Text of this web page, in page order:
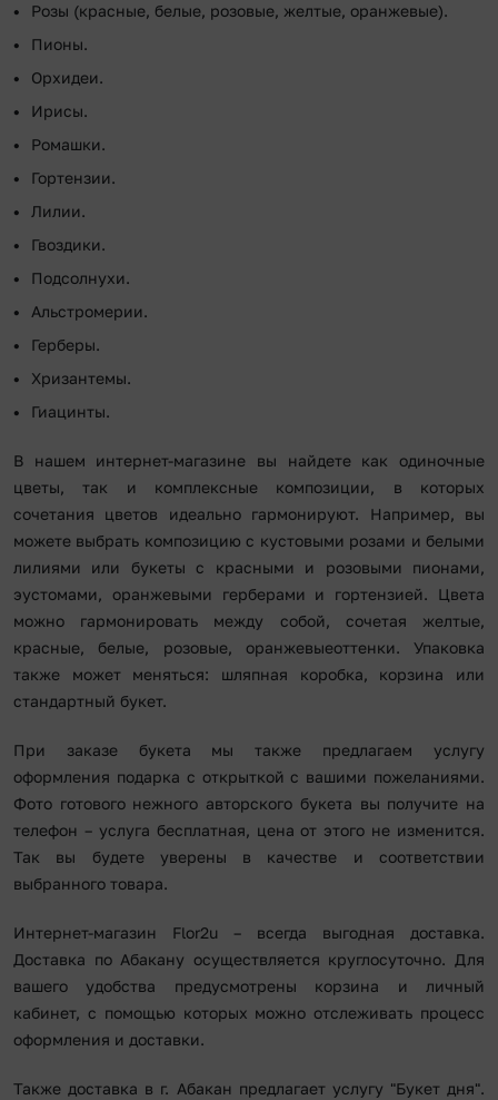
Розы (красные, белые, розовые, желтые, оранжевые).
Пионы.
Орхидеи.
Ирисы.
Ромашки.
Гортензии.
Лилии.
Гвоздики.
Подсолнухи.
Альстромерии.
Герберы.
Хризантемы.
Гиацинты.
В нашем интернет-магазине вы найдете как одиночные
цветы, так и комплексные композиции, в которых
сочетания цветов идеально гармонируют. Например, вы
можете выбрать композицию с кустовыми розами и белыми
лилиями или букеты с красными и розовыми пионами,
эустомами, оранжевыми герберами и гортензией. Цвета
можно гармонировать между собой, сочетая желтые,
красные, белые, розовые, оранжевыеоттенки. Упаковка
также может меняться: шляпная коробка, корзина или
стандартный букет.
При заказе букета мы также предлагаем услугу
оформления подарка с открыткой с вашими пожеланиями.
Фото готового нежного авторского букета вы получите на
телефон – услуга бесплатная, цена от этого не изменится.
Так вы будете уверены в качестве и соответствии
выбранного товара.
Интернет-магазин Flor2u – всегда выгодная доставка.
Доставка по Абакану осуществляется круглосуточно. Для
вашего удобства предусмотрены корзина и личный
кабинет, с помощью которых можно отслеживать процесс
оформления и доставки.
Также доставка в г. Абакан предлагает услугу "Букет дня".